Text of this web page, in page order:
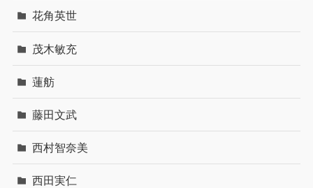
花角英世
茂木敏充
蓮舫
藤田文武
西村智奈美
西田実仁